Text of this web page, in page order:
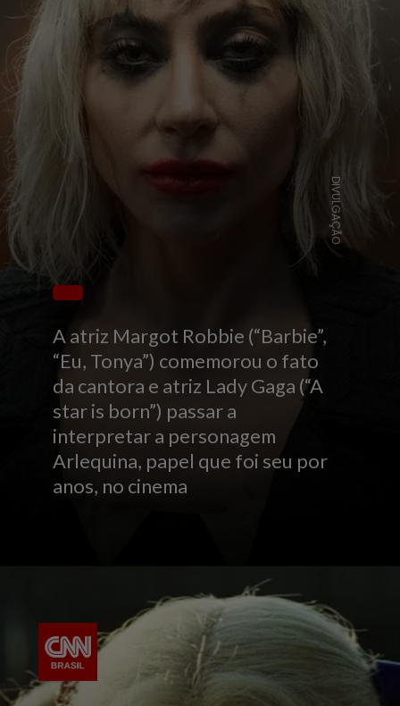
A atriz Margot Robbie (“Barbie”,
“Eu, Tonya”) comemorou o fato
da cantora e atriz Lady Gaga (“A
star is born”) passar a
interpretar a personagem
Arlequina, papel que foi seu por
anos, no cinema
DIVULGAÇÃO